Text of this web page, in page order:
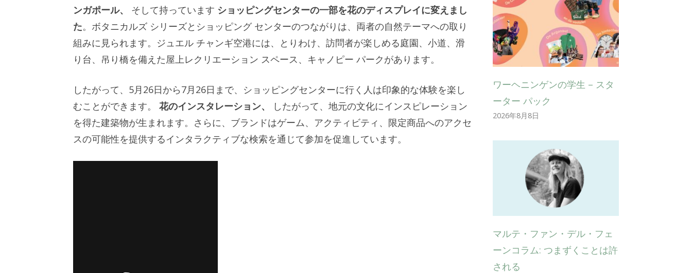
ンガポール、
そして持っています ショッピングセンターの一部を花のディスプレイに変えまし
た。ボタニカルズ シリーズとショッピング センターのつながりは、両者の自然テーマへの取り
組みに見られます。ジュエル チャンギ空港には、とりわけ、訪問者が楽しめる庭園、小道、滑
り台、吊り橋を備えた屋上レクリエーション スペース、キャノピー パークがあります。
したがって、5月26日から7月26日まで、ショッピングセンターに行く人は印象的な体験を楽し
むことができます。
花のインスタレーション、
したがって、地元の文化にインスピレーション
を得た建築物が生まれます。さらに、ブランドはゲーム、アクティビティ、限定商品へのアクセ
スの可能性を提供するインタラクティブな検索を通じて参加を促進しています。
ワーヘニンゲンの学生 – スタ
ーター パック
2026年8月8日
マルテ・ファン・デル・フェ
ーンコラム: つまずくことは許
される